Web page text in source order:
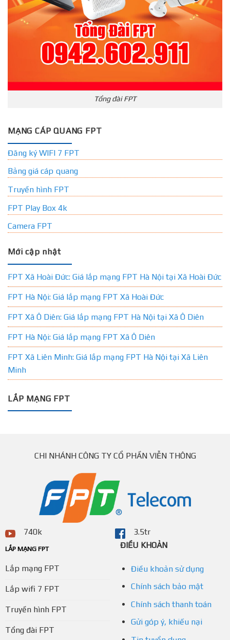
Tổng đài FPT
MẠNG CÁP QUANG FPT
Đăng ký WIFI 7 FPT
Bảng giá cáp quang
Truyền hình FPT
FPT Play Box 4k
Camera FPT
Mới cập nhật
FPT Xã Hoài Đức: Giá lắp mạng FPT Hà Nội tại Xã Hoài Đức
FPT Hà Nội: Giá lắp mạng FPT Xã Hoài Đức
FPT Xã Ô Diên: Giá lắp mạng FPT Hà Nội tại Xã Ô Diên
FPT Hà Nội: Giá lắp mạng FPT Xã Ô Diên
FPT Xã Liên Minh: Giá lắp mạng FPT Hà Nội tại Xã Liên
Minh
LẮP MẠNG FPT
CHI NHÁNH CÔNG TY CỔ PHẦN VIỄN THÔNG
740k 3.5tr
LẮP MẠNG FPT
Lắp mạng FPT
Lắp wifi 7 FPT
Truyền hình FPT
Tổng đài FPT
ĐIỀU KHOẢN
Điều khoản sử dụng
Chính sách bảo mật
Chính sách thanh toán
Gửi góp ý, khiếu nại